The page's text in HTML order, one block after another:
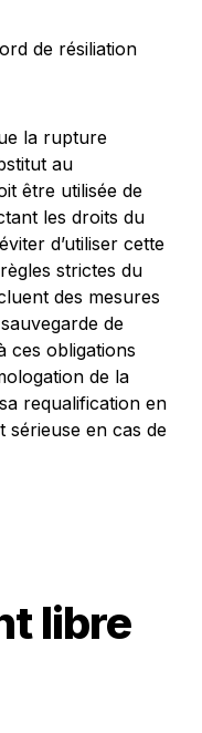
la rupture
au
être utilisée de
les droits du
d’utiliser cette
strictes du
des mesures
de
ces obligations
de la
requalification en
sérieuse en cas de
libre